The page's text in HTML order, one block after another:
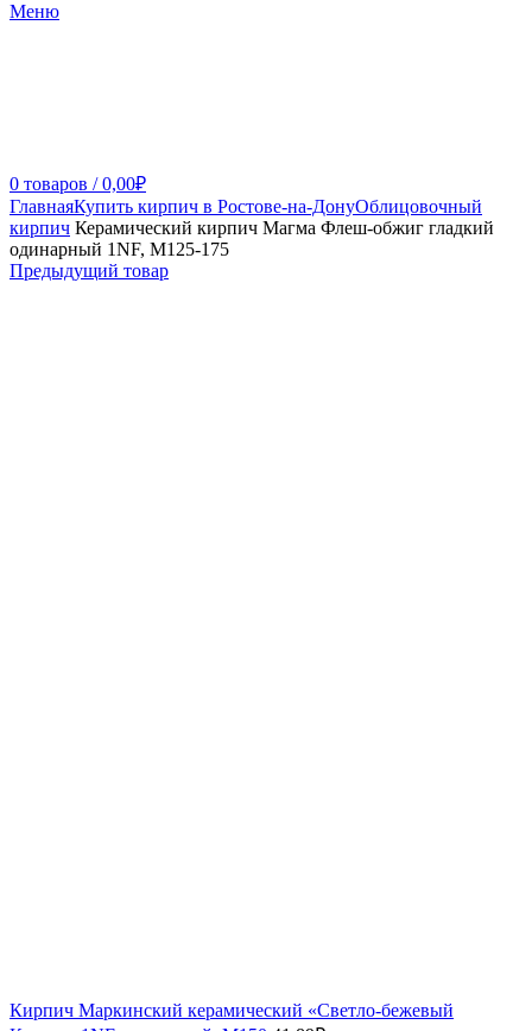
Меню
0 товаров / 0,00₽
ГлавнаяКупить кирпич в Ростове-на-ДонуОблицовочный
кирпич Керамический кирпич Магма Флеш-обжиг гладкий
одинарный 1NF, М125-175
Предыдущий товар
Кирпич Маркинский керамический «Светло-бежевый